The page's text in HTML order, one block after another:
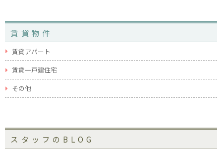
賃貸物件
賃貸アパート
賃貸一戸建住宅
その他
スタッフのBLOG